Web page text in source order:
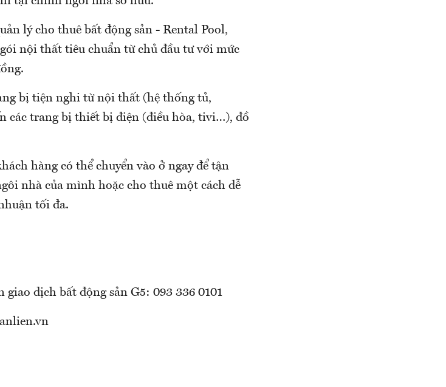
lý cho thuê bất động sản - Rental Pool,
nội thất tiêu chuẩn từ chủ đầu tư với mức
bị tiện nghi từ nội thất (hệ thống tủ,
các trang bị thiết bị điện (điều hòa, tivi…), đồ
hàng có thể chuyển vào ở ngay để tận
nhà của mình hoặc cho thuê một cách dễ
tối đa.
dịch bất động sản G5: 093 336 0101